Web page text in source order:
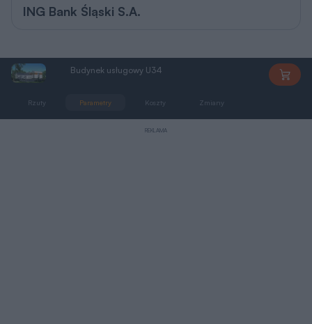
ING Bank Śląski S.A.
Budynek usługowy U34
Rzuty Parametry Koszty Zmiany
REKLAMA